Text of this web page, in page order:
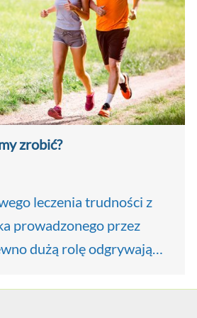
zrobić?
leczenia trudności z
prowadzonego przez
dużą rolę odgrywają…